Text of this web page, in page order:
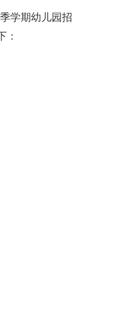
学期幼儿园招
：